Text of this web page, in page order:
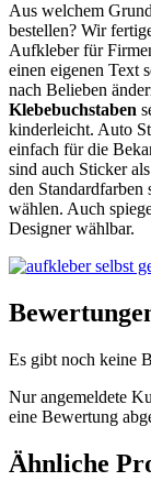
Aus welchem
bestellen? Wir
Aufkleber für
einen eigenen Text
nach Belieben
Klebebuchstaben
kinderleicht. Auto
einfach für die
sind auch Sticker
den
wählen. Auch
Designer wählbar.
Es gibt noch keine
Nur angemeldete
eine Bewertung
Ähnliche